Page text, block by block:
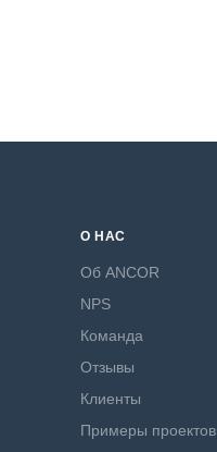
О НАС
Об ANCOR
NPS
Команда
Отзывы
Клиенты
Примеры проектов